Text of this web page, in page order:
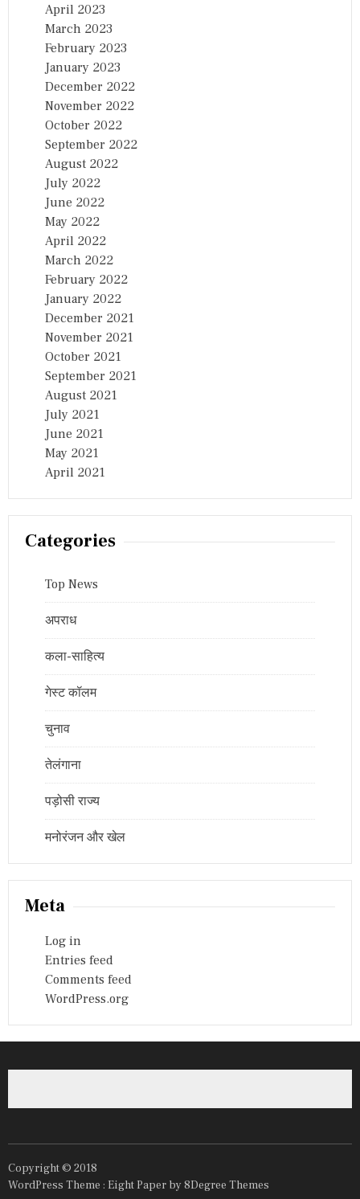
April 2023
March 2023
February 2023
January 2023
December 2022
November 2022
October 2022
September 2022
August 2022
July 2022
June 2022
May 2022
April 2022
March 2022
February 2022
January 2022
December 2021
November 2021
October 2021
September 2021
August 2021
July 2021
June 2021
May 2021
April 2021
Categories
Top News
अपराध
कला-साहित्य
गेस्ट कॉलम
चुनाव
तेलंगाना
पड़ोसी राज्य
मनोरंजन और खेल
Meta
Log in
Entries feed
Comments feed
WordPress.org
Copyright © 2018
WordPress Theme : Eight Paper by 8Degree Themes